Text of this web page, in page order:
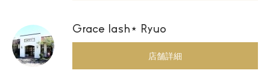
Grace lash⋆ Ryuo
店舗詳細